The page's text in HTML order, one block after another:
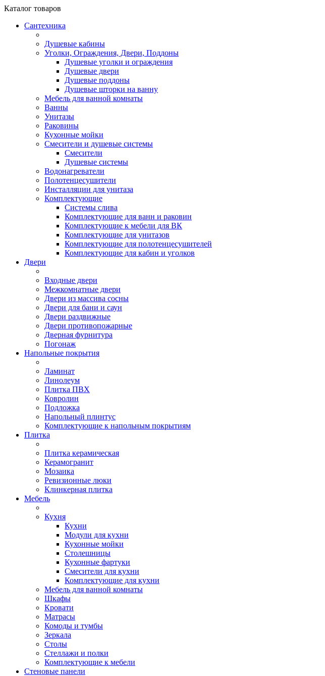
Каталог товаров
Сантехника
Душевые кабины
Уголки, Ограждения, Двери, Поддоны
Душевые уголки и ограждения
Душевые двери
Душевые поддоны
Душевые шторки на ванну
Мебель для ванной комнаты
Ванны
Унитазы
Раковины
Кухонные мойки
Смесители и душевые системы
Смесители
Душевые системы
Водонагреватели
Полотенцесушители
Инсталляции для унитаза
Комплектующие
Системы слива
Комплектующие для ванн и раковин
Комплектующие к мебели для ВК
Комплектующие для унитазов
Комплектующие для полотенцесушителей
Комплектующие для кабин и уголков
Двери
Входные двери
Межкомнатные двери
Двери из массива сосны
Двери для бани и саун
Двери раздвижные
Двери противопожарные
Дверная фурнитура
Погонаж
Напольные покрытия
Ламинат
Линолеум
Плитка ПВХ
Ковролин
Подложка
Напольный плинтус
Комплектующие к напольным покрытиям
Плитка
Плитка керамическая
Керамогранит
Мозаика
Ревизионные люки
Клинкерная плитка
Мебель
Кухня
Кухни
Модули для кухни
Кухонные мойки
Столешницы
Кухонные фартуки
Смесители для кухни
Комплектующие для кухни
Мебель для ванной комнаты
Шкафы
Кровати
Матрасы
Комоды и тумбы
Зеркала
Столы
Стеллажи и полки
Комплектующие к мебели
Стеновые панели